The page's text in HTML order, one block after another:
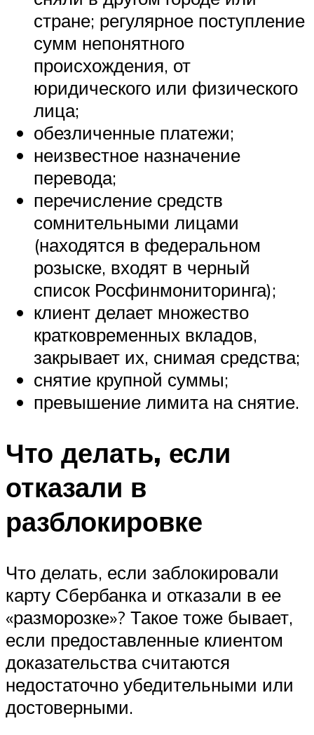
стране; регулярное поступление
сумм непонятного
происхождения, от
юридического или физического
лица;
обезличенные платежи;
неизвестное назначение
перевода;
перечисление средств
сомнительными лицами
(находятся в федеральном
розыске, входят в черный
список Росфинмониторинга);
клиент делает множество
кратковременных вкладов,
закрывает их, снимая средства;
снятие крупной суммы;
превышение лимита на снятие.
Что делать, если
отказали в
разблокировке
Что делать, если заблокировали
карту Сбербанка и отказали в ее
«разморозке»? Такое тоже бывает,
если предоставленные клиентом
доказательства считаются
недостаточно убедительными или
достоверными.